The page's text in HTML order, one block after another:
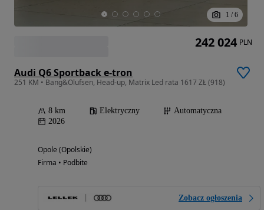
1 / 6
Audi Q6 Sportback e-tron
251 KM • Bang&Olufsen, Head-up, Matrix Led rata 1617 ZŁ (918)
8 km Elektryczny
Automatyczna
2026
Opole (Opolskie)
Firma • Podbite
Zobacz ogłoszenia
242 024 PLN